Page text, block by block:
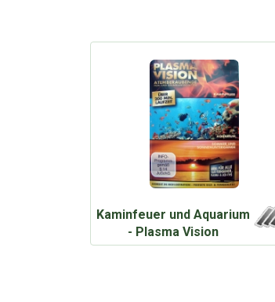
Kaminfeuer und Aquarium
- Plasma Vision